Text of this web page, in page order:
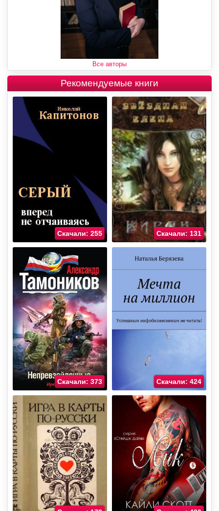
Все авторы
Рекомендуемые книги
Скачали: 255 Скачали: 131
Скачали: 373 Скачали: 424